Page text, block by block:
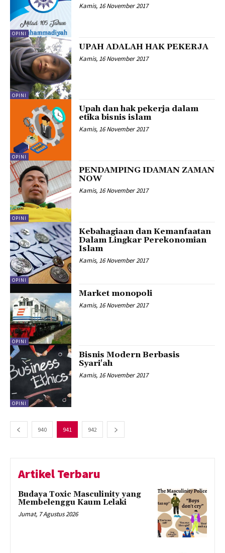
OPINI
Kamis, 16 November 2017
OPINI
UPAH ADALAH HAK PEKERJA
Kamis, 16 November 2017
OPINI
Upah dan hak pekerja dalam
etika bisnis islam
Kamis, 16 November 2017
OPINI
PENDAMPING IDAMAN ZAMAN
NOW
Kamis, 16 November 2017
OPINI
Kebahagiaan dan Kemanfaatan
Dalam Lingkar Perekonomian
Islam
Kamis, 16 November 2017
OPINI
Market monopoli
Kamis, 16 November 2017
OPINI
Bisnis Modern Berbasis
Syari'ah
Kamis, 16 November 2017
940 941 942
Artikel Terbaru
Budaya Toxic Masculinity yang
Membelenggu Kaum Lelaki
Jumat, 7 Agustus 2026